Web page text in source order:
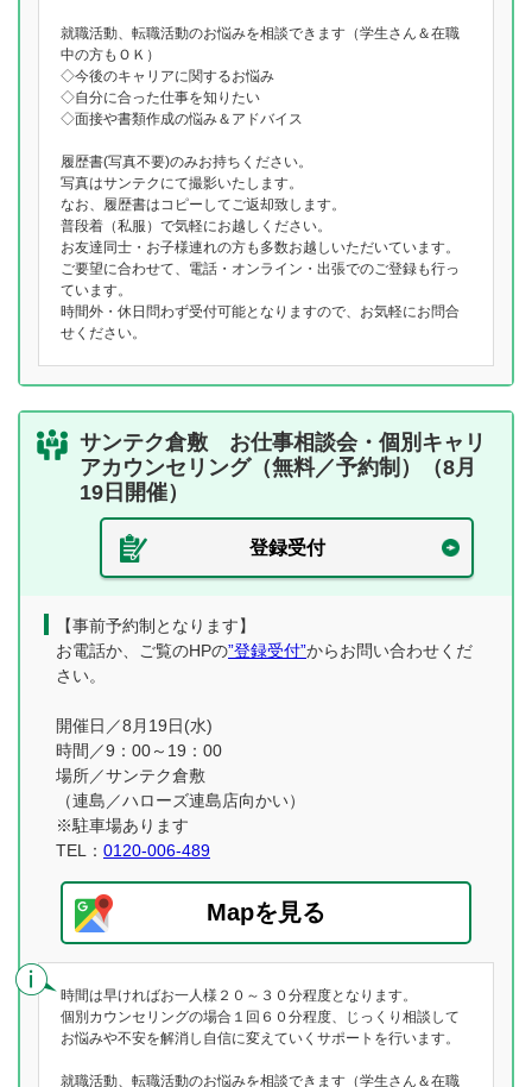
就職活動、転職活動のお悩みを相談できます（学生さん＆在職
中の方もＯＫ）
◇今後のキャリアに関するお悩み
◇自分に合った仕事を知りたい
◇面接や書類作成の悩み＆アドバイス
履歴書(写真不要)のみお持ちください。
写真はサンテクにて撮影いたします。
なお、履歴書はコピーしてご返却致します。
普段着（私服）で気軽にお越しください。
お友達同士・お子様連れの方も多数お越しいただいています。
ご要望に合わせて、電話・オンライン・出張でのご登録も行っ
ています。
時間外・休日問わず受付可能となりますので、お気軽にお問合
せください。
サンテク倉敷 お仕事相談会・個別キャリ
アカウンセリング（無料／予約制）（8月
19日開催）
登録受付
【事前予約制となります】
お電話か、ご覧のHPの”登録受付”からお問い合わせくだ
さい。
開催日／8月19日(水)
時間／9：00～19：00
場所／サンテク倉敷
（連島／ハローズ連島店向かい）
※駐車場あります
TEL： 0120-006-489
Mapを見る
時間は早ければお一人様２０～３０分程度となります。
個別カウンセリングの場合１回６０分程度、じっくり相談して
お悩みや不安を解消し自信に変えていくサポートを行います。
就職活動、転職活動のお悩みを相談できます（学生さん＆在職